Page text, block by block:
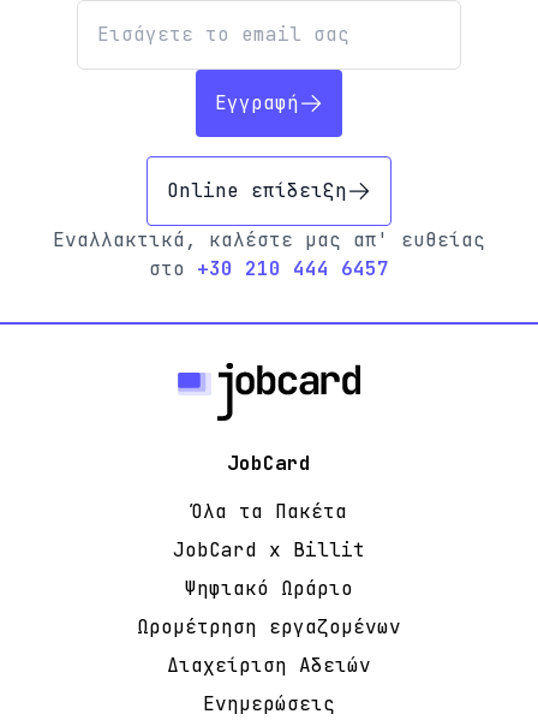
Εγγραφή
Online επίδειξη
Εναλλακτικά, καλέστε μας απ' ευθείας
στο +30 210 444 6457
JobCard
Όλα τα Πακέτα
JobCard x Billit
Ψηφιακό Ωράριο
Ωρομέτρηση εργαζομένων
Διαχείριση Αδειών
Ενημερώσεις